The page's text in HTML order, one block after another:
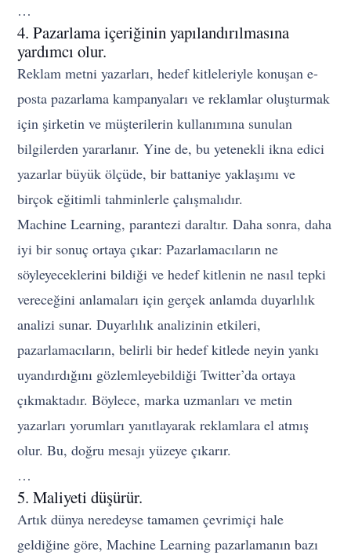
…
4. Pazarlama içeriğinin yapılandırılmasına
yardımcı olur.
Reklam metni yazarları, hedef kitleleriyle konuşan e-
posta pazarlama kampanyaları ve reklamlar oluşturmak
için şirketin ve müşterilerin kullanımına sunulan
bilgilerden yararlanır. Yine de, bu yetenekli ikna edici
yazarlar büyük ölçüde, bir battaniye yaklaşımı ve
birçok eğitimli tahminlerle çalışmalıdır.
Machine Learning, parantezi daraltır. Daha sonra, daha
iyi bir sonuç ortaya çıkar: Pazarlamacıların ne
söyleyeceklerini bildiği ve hedef kitlenin ne nasıl tepki
vereceğini anlamaları için gerçek anlamda duyarlılık
analizi sunar. Duyarlılık analizinin etkileri,
pazarlamacıların, belirli bir hedef kitlede neyin yankı
uyandırdığını gözlemleyebildiği Twitter’da ortaya
çıkmaktadır. Böylece, marka uzmanları ve metin
yazarları yorumları yanıtlayarak reklamlara el atmış
olur. Bu, doğru mesajı yüzeye çıkarır.
…
5. Maliyeti düşürür.
Artık dünya neredeyse tamamen çevrimiçi hale
geldiğine göre, Machine Learning pazarlamanın bazı